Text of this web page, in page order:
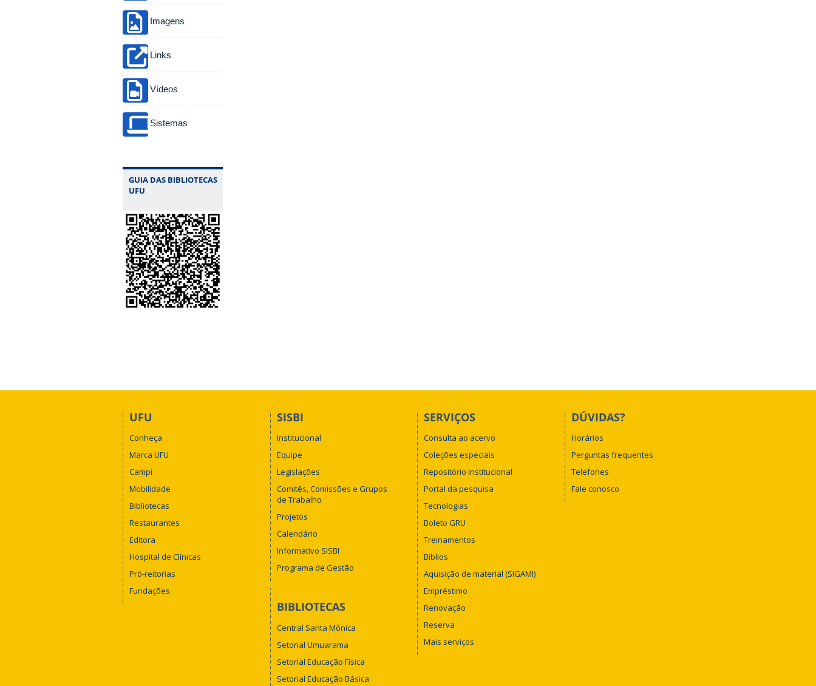
Imagens
Links
Vídeos
Sistemas
GUIA DAS BIBLIOTECAS
UFU
UFU
Conheça
Marca UFU
Campi
Mobilidade
Bibliotecas
Restaurantes
Editora
Hospital de Clínicas
Pró-reitorias
Fundações
SISBI
Institucional
Equipe
Legislações
Comitês, Comissões e Grupos
de Trabalho
Projetos
Calendário
Informativo SISBI
Programa de Gestão
BIBLIOTECAS
Central Santa Mônica
Setorial Umuarama
Setorial Educação Física
Setorial Educação Básica
SERVIÇOS
Consulta ao acervo
Coleções especiais
Repositório Institucional
Portal da pesquisa
Tecnologias
Boleto GRU
Treinamentos
Biblios
Aquisição de material (SIGAMI)
Empréstimo
Renovação
Reserva
Mais serviços
DÚVIDAS?
Horários
Perguntas frequentes
Telefones
Fale conosco